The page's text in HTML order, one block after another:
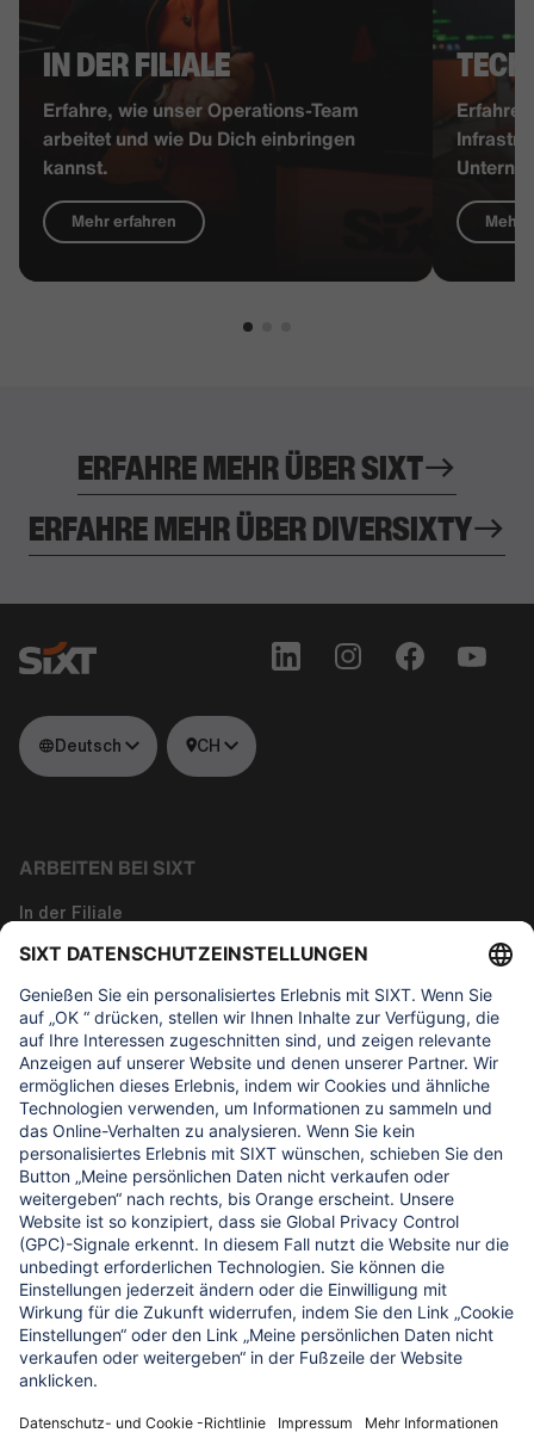
IN DER FILIALE
Erfahre, wie unser Operations-Team
arbeitet und wie Du Dich einbringen
kannst.
Mehr erfahren
TECH
Erfahre,
Mehr
ERFAHRE MEHR ÜBER SIXT
ERFAHRE MEHR ÜBER DIVERSIXTY
Deutsch CH
ARBEITEN BEI SIXT
In der Filiale
Tech
Corporate Functions
About us
WAS UNS WICHTIG IST
Regine Sixt Kinderhilfe Stiftung
UNSERE PRODUKTE
SIXT Rent
SIXT Share
SIXT RIde